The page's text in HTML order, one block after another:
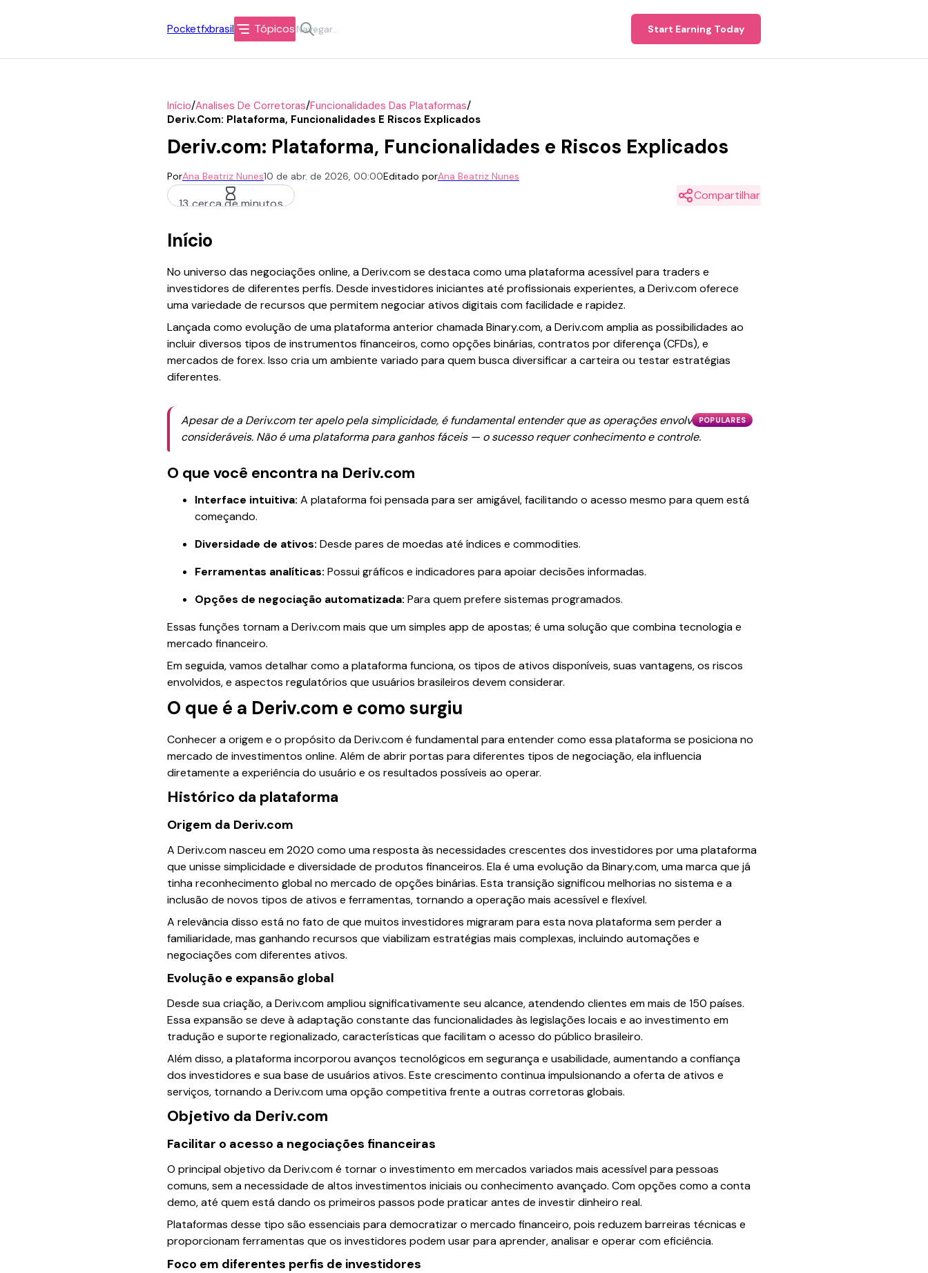
Pocketfxbrasil Tópicos Start Earning Today
Início/Analises De Corretoras/Funcionalidades Das Plataformas/
Deriv.com: Plataforma, Funcionalidades E Riscos Explicados
Deriv.com: Plataforma, Funcionalidades e Riscos Explicados
PorAna Beatriz Nunes10 de abr. de 2026, 00:00Editado porAna Beatriz Nunes
13 cerca de minutos
Compartilhar
Início
No universo das negociações online, a Deriv.com se destaca como uma plataforma acessível para traders e
investidores de diferentes perfis. Desde investidores iniciantes até profissionais experientes, a Deriv.com oferece
uma variedade de recursos que permitem negociar ativos digitais com facilidade e rapidez.
Lançada como evolução de uma plataforma anterior chamada Binary.com, a Deriv.com amplia as possibilidades ao
incluir diversos tipos de instrumentos financeiros, como opções binárias, contratos por diferença (CFDs), e
mercados de forex. Isso cria um ambiente variado para quem busca diversificar a carteira ou testar estratégias
diferentes.
POPULARES
Apesar de a Deriv.com ter apelo pela simplicidade, é fundamental entender que as operações envolvem riscos
consideráveis. Não é uma plataforma para ganhos fáceis — o sucesso requer conhecimento e controle.
O que você encontra na Deriv.com
Interface intuitiva: A plataforma foi pensada para ser amigável, facilitando o acesso mesmo para quem está
começando.
Diversidade de ativos: Desde pares de moedas até índices e commodities.
Ferramentas analíticas: Possui gráficos e indicadores para apoiar decisões informadas.
Opções de negociação automatizada: Para quem prefere sistemas programados.
Essas funções tornam a Deriv.com mais que um simples app de apostas; é uma solução que combina tecnologia e
mercado financeiro.
Em seguida, vamos detalhar como a plataforma funciona, os tipos de ativos disponíveis, suas vantagens, os riscos
envolvidos, e aspectos regulatórios que usuários brasileiros devem considerar.
O que é a Deriv.com e como surgiu
Conhecer a origem e o propósito da Deriv.com é fundamental para entender como essa plataforma se posiciona no
mercado de investimentos online. Além de abrir portas para diferentes tipos de negociação, ela influencia
diretamente a experiência do usuário e os resultados possíveis ao operar.
Histórico da plataforma
Origem da Deriv.com
A Deriv.com nasceu em 2020 como uma resposta às necessidades crescentes dos investidores por uma plataforma
que unisse simplicidade e diversidade de produtos financeiros. Ela é uma evolução da Binary.com, uma marca que já
tinha reconhecimento global no mercado de opções binárias. Esta transição significou melhorias no sistema e a
inclusão de novos tipos de ativos e ferramentas, tornando a operação mais acessível e flexível.
A relevância disso está no fato de que muitos investidores migraram para esta nova plataforma sem perder a
familiaridade, mas ganhando recursos que viabilizam estratégias mais complexas, incluindo automações e
negociações com diferentes ativos.
Evolução e expansão global
Desde sua criação, a Deriv.com ampliou significativamente seu alcance, atendendo clientes em mais de 150 países.
Essa expansão se deve à adaptação constante das funcionalidades às legislações locais e ao investimento em
tradução e suporte regionalizado, características que facilitam o acesso do público brasileiro.
Além disso, a plataforma incorporou avanços tecnológicos em segurança e usabilidade, aumentando a confiança
dos investidores e sua base de usuários ativos. Este crescimento continua impulsionando a oferta de ativos e
serviços, tornando a Deriv.com uma opção competitiva frente a outras corretoras globais.
Objetivo da Deriv.com
Facilitar o acesso a negociações financeiras
O principal objetivo da Deriv.com é tornar o investimento em mercados variados mais acessível para pessoas
comuns, sem a necessidade de altos investimentos iniciais ou conhecimento avançado. Com opções como a conta
demo, até quem está dando os primeiros passos pode praticar antes de investir dinheiro real.
Plataformas desse tipo são essenciais para democratizar o mercado financeiro, pois reduzem barreiras técnicas e
proporcionam ferramentas que os investidores podem usar para aprender, analisar e operar com eficiência.
Foco em diferentes perfis de investidores